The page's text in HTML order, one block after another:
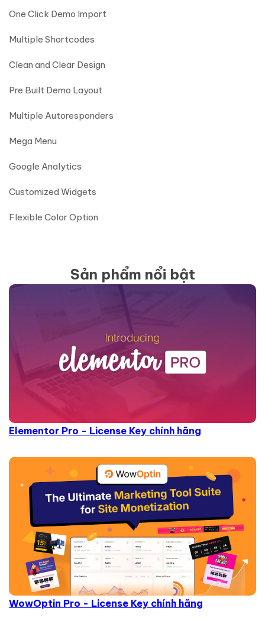
One Click Demo Import
Multiple Shortcodes
Clean and Clear Design
Pre Built Demo Layout
Multiple Autoresponders
Mega Menu
Google Analytics
Customized Widgets
Flexible Color Option
Sản phẩm nổi bật
Elementor Pro - License Key chính hãng
WowOptin Pro - License Key chính hãng